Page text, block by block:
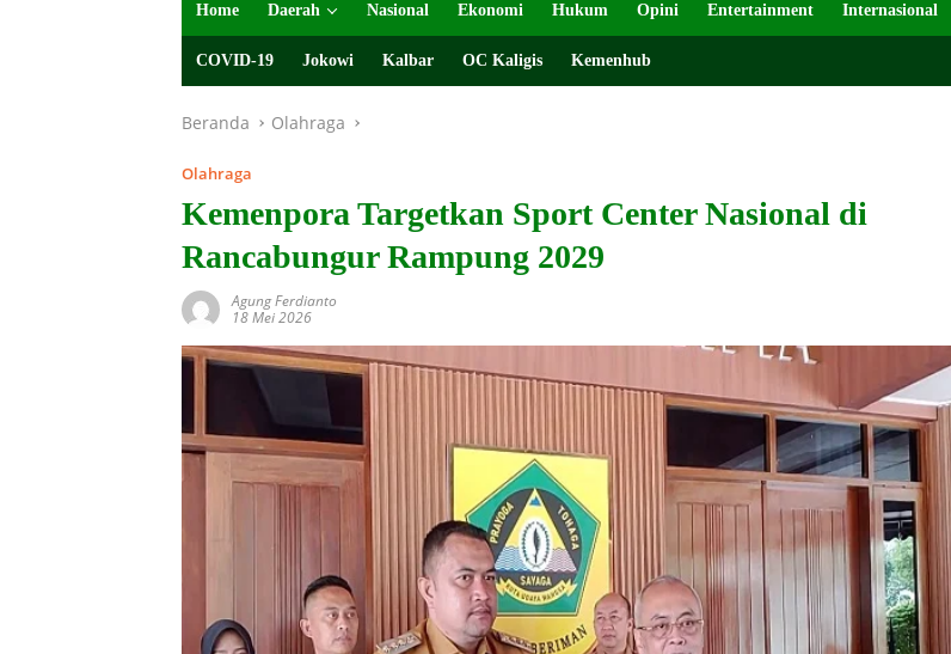
Home Daerah Nasional Ekonomi Hukum Opini Entertainment Internasional
COVID-19 Jokowi Kalbar OC Kaligis Kemenhub
Beranda Olahraga
Olahraga
Kemenpora Targetkan Sport Center Nasional di
Rancabungur Rampung 2029
Agung Ferdianto
18 Mei 2026